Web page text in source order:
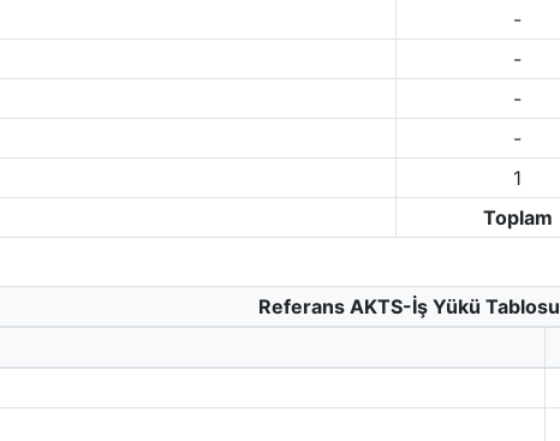
-
-
-
-
1
Toplam
Referans AKTS-İş Yükü Tablosu